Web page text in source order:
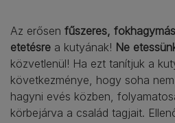
Az erősen fűszeres,
etetésre a kutyának! Ne
közvetlenül! Ha ezt tanítjuk a
következménye, hogy soha
hagyni evés közben,
körbejárva a család tagjait.